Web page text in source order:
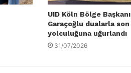
UID Köln Bölge Başkanı
Garaçoğlu dualarla son
yolculuğuna uğurlandı
31/07/2026